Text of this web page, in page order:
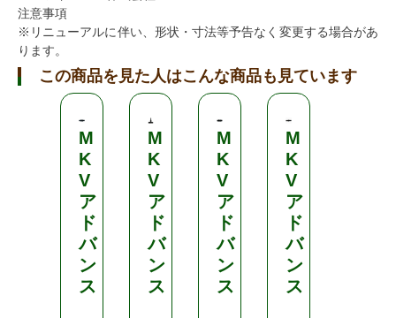
注意事項
※リニューアルに伴い、形状・寸法等予告なく変更する場合があ
ります。
この商品を見た人はこんな商品も見ています
M
K
V
ア
ド
バ
ン
ス
M
K
V
ア
ド
バ
ン
ス
M
K
V
ア
ド
バ
ン
ス
M
K
V
ア
ド
バ
ン
ス